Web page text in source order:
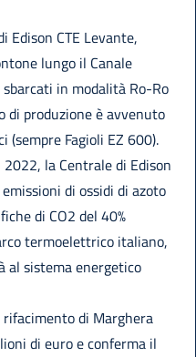
Edison CTE Levante,
lungo il Canale
in modalità Ro-Ro
di produzione è avvenuto
(sempre Fagioli EZ 600).
la Centrale di Edison
di ossidi di azoto
di CO2 del 40%
termoelettrico italiano,
al sistema energetico
rifacimento di Marghera
di euro e conferma il